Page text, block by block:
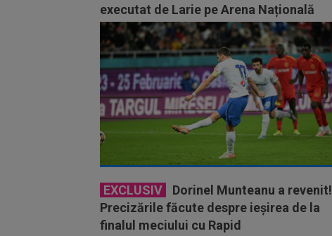
executat de Larie pe Arena Națională
EXCLUSIV
Dorinel Munteanu a revenit!
Precizările făcute despre ieșirea de la
finalul meciului cu Rapid